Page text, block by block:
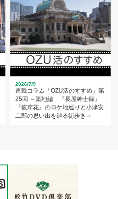
2026/7/9
連載コラム「OZU活のすすめ」第
25回 ～築地編 『長屋紳士録』
『彼岸花』のロケ地巡りと小津安
二郎の思い出を辿る街歩き～